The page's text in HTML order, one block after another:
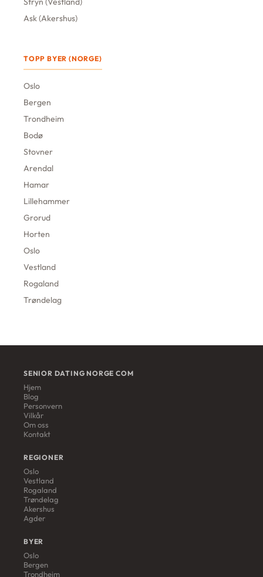
Ask (Akershus)
TOPP BYER (NORGE)
Oslo
Bergen
Trondheim
Bodø
Stovner
Arendal
Hamar
Lillehammer
Grorud
Horten
Oslo
Vestland
Rogaland
Trøndelag
SENIOR DATING NORGE COM
Hjem
Blog
Personvern
Vilkår
Om oss
Kontakt
REGIONER
Oslo
Vestland
Rogaland
Trøndelag
Akershus
Agder
BYER
Oslo
Bergen
Trondheim